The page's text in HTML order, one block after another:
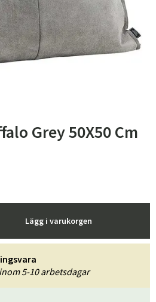
Grey 50X50 Cm
Lägg i varukorgen
5-10 arbetsdagar